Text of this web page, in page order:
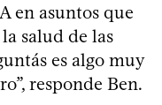
en asuntos que
salud de las
es algo muy
responde Ben.